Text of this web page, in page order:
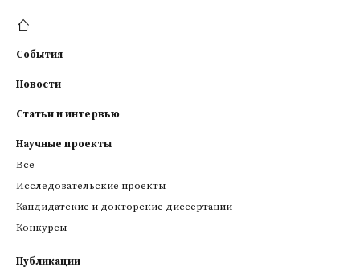
События
Новости
Статьи и интервью
Научные проекты
Все
Исследовательские проекты
Кандидатские и докторские диссертации
Конкурсы
Публикации